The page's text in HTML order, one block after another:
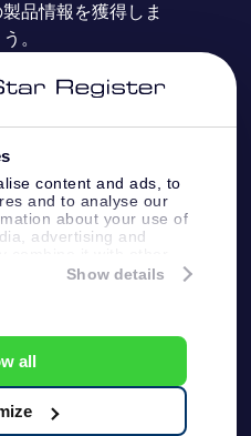
content and ads, to
and to analyse our
about your use of
advertising and
to them or that
Show details
all
Page
品情報を獲得しま
。
ス:
プライバシーポリシ